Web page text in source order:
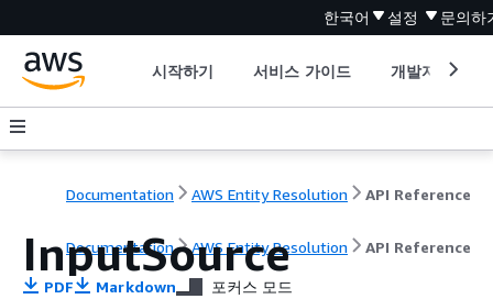
한국어 설정 문의하
시작하기 서비스 가이드 개발자 도구
Documentation AWS Entity Resolution API Reference
Documentation AWS Entity Resolution API Reference
InputSource
PDF Markdown 포커스 모드